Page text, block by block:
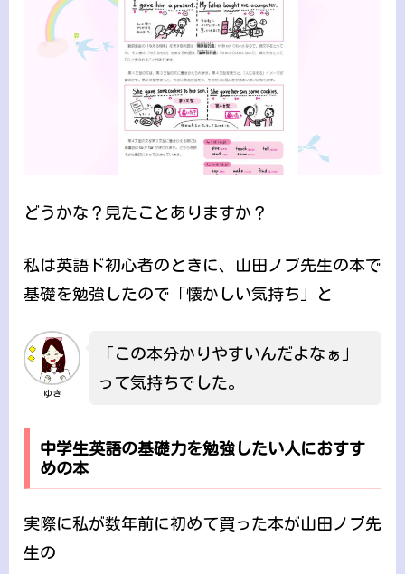
どうかな？見たことありますか？
私は英語ド初心者のときに、山田ノブ先生の本で
基礎を勉強したので「懐かしい気持ち」と
ゆき
「この本分かりやすいんだよなぁ」
って気持ちでした。
中学生英語の基礎力を勉強したい人におすす
めの本
実際に私が数年前に初めて買った本が山田ノブ先
生の